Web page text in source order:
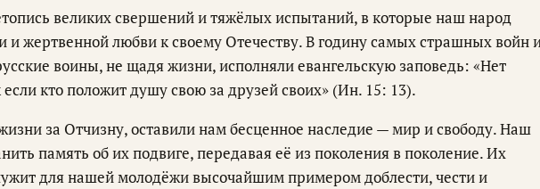
великих свершений и тяжёлых испытаний, в которые наш народ
и жертвенной любви к своему Отечеству. В годину самых страшных войн
воины, не щадя жизни, исполняли евангельскую заповедь: «Нет
кто положит душу свою за друзей своих» (Ин. 15: 13).
за Отчизну, оставили нам бесценное наследие — мир и свободу. Наш
память об их подвиге, передавая её из поколения в поколение. Их
для нашей молодёжи высочайшим примером доблести, чести и